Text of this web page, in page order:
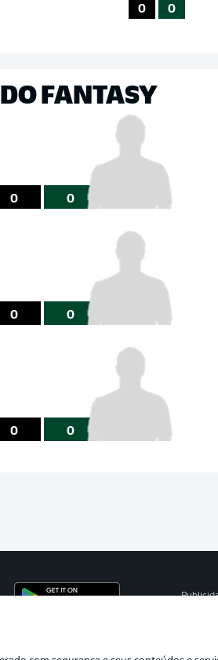
0 0
FANTASY
0 0
0 0
0 0